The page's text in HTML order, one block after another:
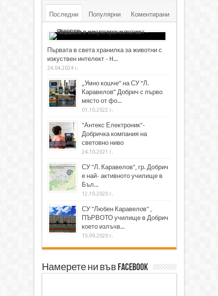
Последни Популярни Коментирани
Първата в света хранилка за животни с
изкуствен интелект - H...
24.04.2024 г.
„Умно кошче“ на СУ “Л.
Каравелов” Добрич с първо
място от фо...
01.10.2022 г.
"Антекс Електроник"-
Добричка компания на
световно ниво
24.10.2021 г.
СУ "Л. Каравелов", гр. Добрич
е най- активното училище в
Бъл...
12.10.2020 г.
СУ "Любен Каравелов" ,
ПЪРВОТО училище в Добрич
което излъчв...
15.09.2020 г.
Намерете ни във Facebook